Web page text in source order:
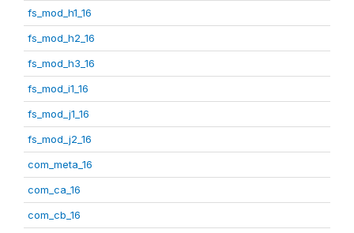
fs_mod_h1_16
fs_mod_h2_16
fs_mod_h3_16
fs_mod_i1_16
fs_mod_j1_16
fs_mod_j2_16
com_meta_16
com_ca_16
com_cb_16